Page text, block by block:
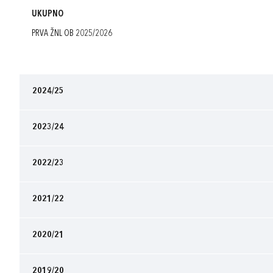
UKUPNO
PRVA ŽNL OB 2025/2026
2024/25
2023/24
2022/23
2021/22
2020/21